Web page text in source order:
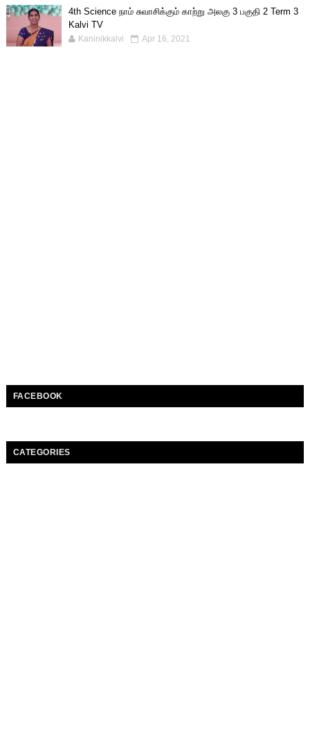
4th Science நாம் சுவாசிக்கும் காற்று அலகு 3 பகுதி 2 Term 3
Kalvi TV
Kaninikkalvi Apr 16, 2021
FACEBOOK
CATEGORIES